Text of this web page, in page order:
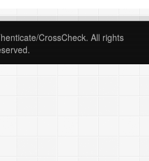
果是期刊投稿发表的文章选择
我们详细说明2者的使用场景和
读 »
CrossCheck. All rights